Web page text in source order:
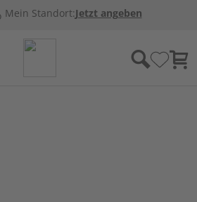
Mein Standort:Jetzt angeben